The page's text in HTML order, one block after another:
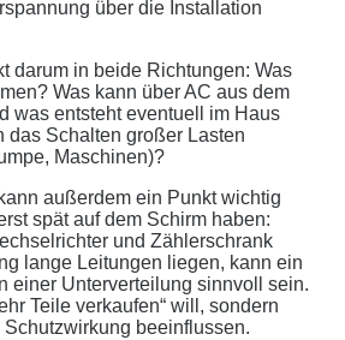
über die Installation
darum in beide Richtungen: Was
Was kann über AC aus dem
was entsteht eventuell im Haus
das Schalten großer Lasten
Maschinen)?
außerdem ein Punkt wichtig
spät auf dem Schirm haben:
und Zählerschrank
lange Leitungen liegen, kann ein
einer Unterverteilung sinnvoll sein.
Teile verkaufen“ will, sondern
beeinflussen.